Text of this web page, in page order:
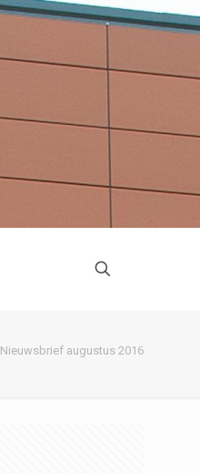
Nieuwsbrief augustus 2016